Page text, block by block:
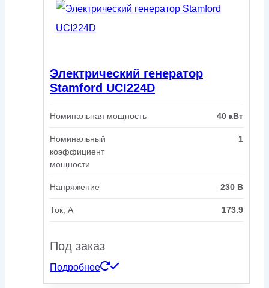
Электрический генератор
Stamford UCI224D
Номинальная мощность 40 кВт
Номинальный
коэффициент
мощности
1
Напряжение 230 В
Ток, А 173.9
Под заказ
Подробнее